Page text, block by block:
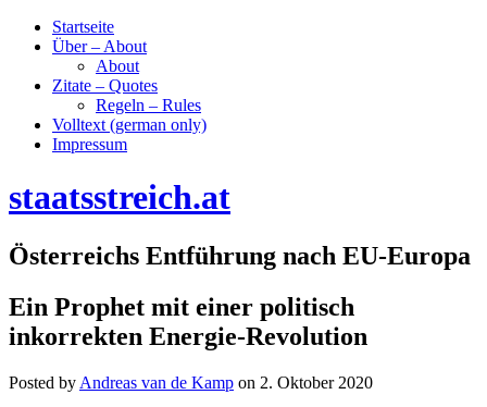
Startseite
Über – About
About
Zitate – Quotes
Regeln – Rules
Volltext (german only)
Impressum
staatsstreich.at
Österreichs Entführung nach EU-Europa
Ein Prophet mit einer politisch
inkorrekten Energie-Revolution
Posted by Andreas van de Kamp on 2. Oktober 2020